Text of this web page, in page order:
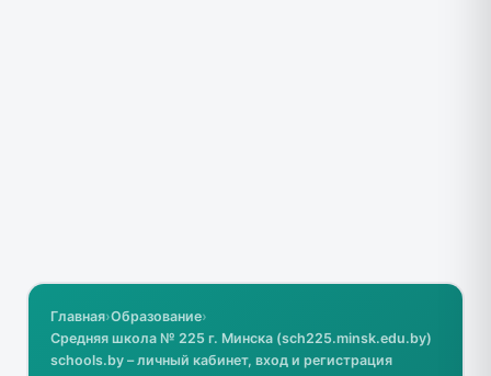
Главная›Образование›
Средняя школа № 225 г. Минска (sch225.minsk.edu.by)
schools.by – личный кабинет, вход и регистрация